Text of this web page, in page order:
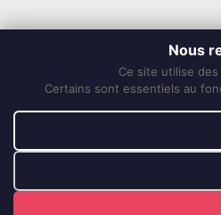
Nous
Ce site utilise
Certains sont essentiels au